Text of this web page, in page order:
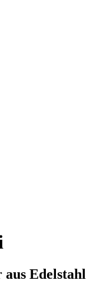
Edelstahl